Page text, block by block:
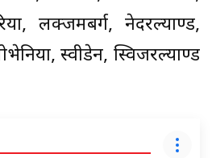
लक्जमबर्ग, नेदरल्याण्ड,
स्वीडेन, स्विजरल्याण्ड